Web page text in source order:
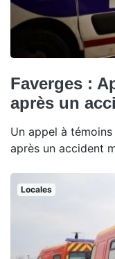
Faverges :
après un
Un appel à
après un accident
Locales